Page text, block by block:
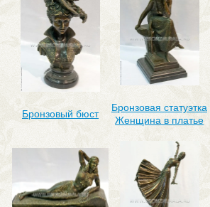
Бронзовый бюст
Бронзовая статуэтка
Женщина в платье